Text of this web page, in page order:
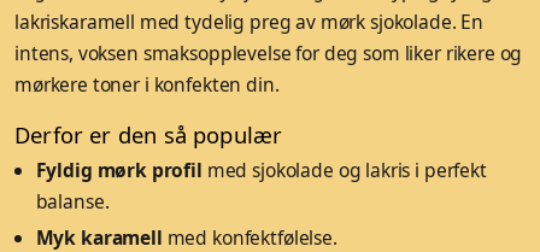
lakriskaramell med tydelig preg av mørk sjokolade. En
intens, voksen smaksopplevelse for deg som liker rikere og
mørkere toner i konfekten din.
Derfor er den så populær
Fyldig mørk profil med sjokolade og lakris i perfekt
balanse.
Myk karamell med konfektfølelse.